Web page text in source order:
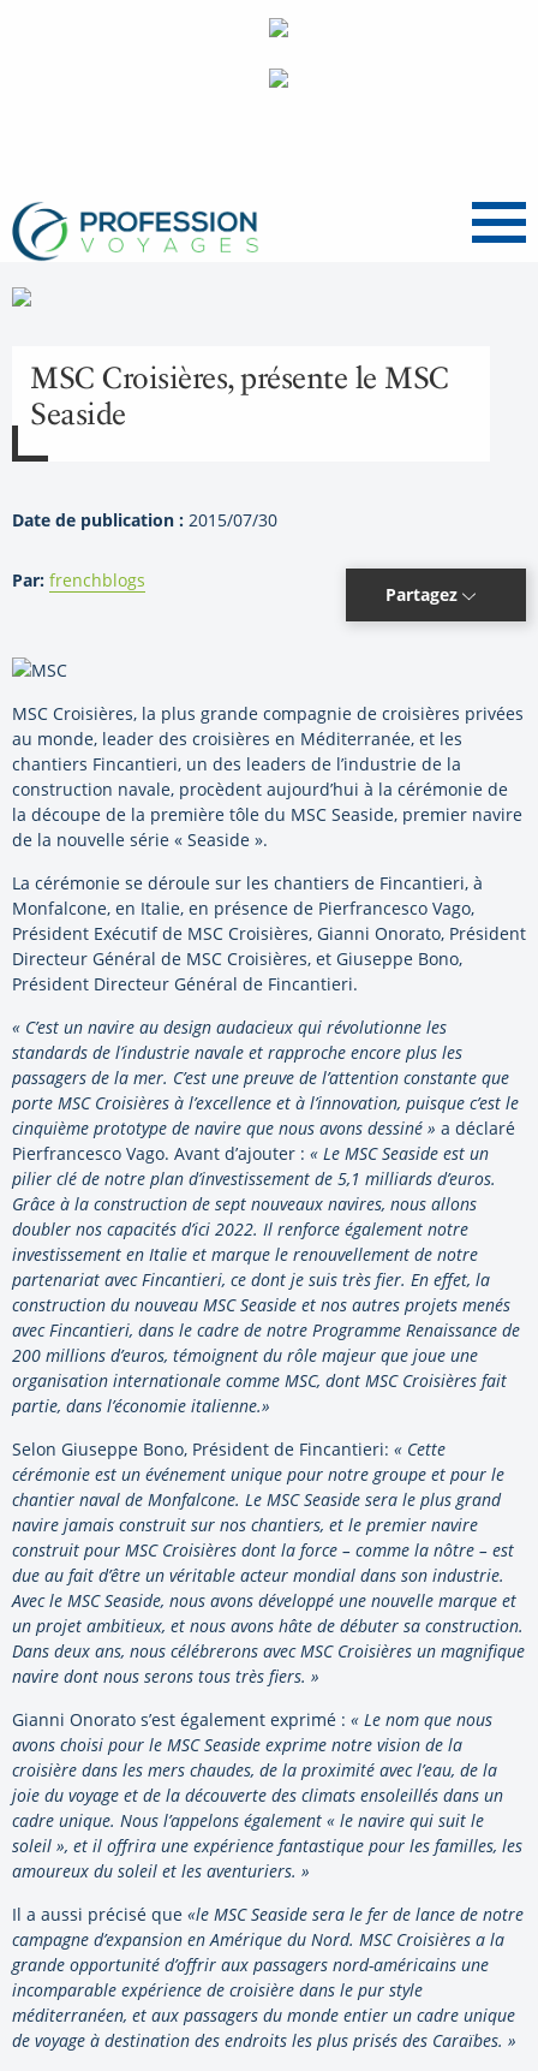
Menu
MSC Croisières, présente le MSC
Seaside
Date de publication : 2015/07/30
Par: frenchblogs
Partagez
MSC Croisières, la plus grande compagnie de croisières privées
au monde, leader des croisières en Méditerranée, et les
chantiers Fincantieri, un des leaders de l’industrie de la
construction navale, procèdent aujourd’hui à la cérémonie de
la découpe de la première tôle du MSC Seaside, premier navire
de la nouvelle série « Seaside ».
La cérémonie se déroule sur les chantiers de Fincantieri, à
Monfalcone, en Italie, en présence de Pierfrancesco Vago,
Président Exécutif de MSC Croisières, Gianni Onorato, Président
Directeur Général de MSC Croisières, et Giuseppe Bono,
Président Directeur Général de Fincantieri.
« C’est un navire au design audacieux qui révolutionne les
standards de l’industrie navale et rapproche encore plus les
passagers de la mer. C’est une preuve de l’attention constante que
porte MSC Croisières à l’excellence et à l’innovation, puisque c’est le
cinquième prototype de navire que nous avons dessiné » a déclaré
Pierfrancesco Vago. Avant d’ajouter : « Le MSC Seaside est un
pilier clé de notre plan d’investissement de 5,1 milliards d’euros.
Grâce à la construction de sept nouveaux navires, nous allons
doubler nos capacités d’ici 2022. Il renforce également notre
investissement en Italie et marque le renouvellement de notre
partenariat avec Fincantieri, ce dont je suis très fier. En effet, la
construction du nouveau MSC Seaside et nos autres projets menés
avec Fincantieri, dans le cadre de notre Programme Renaissance de
200 millions d’euros, témoignent du rôle majeur que joue une
organisation internationale comme MSC, dont MSC Croisières fait
partie, dans l’économie italienne.»
Selon Giuseppe Bono, Président de Fincantieri: « Cette
cérémonie est un événement unique pour notre groupe et pour le
chantier naval de Monfalcone. Le MSC Seaside sera le plus grand
navire jamais construit sur nos chantiers, et le premier navire
construit pour MSC Croisières dont la force – comme la nôtre – est
due au fait d’être un véritable acteur mondial dans son industrie.
Avec le MSC Seaside, nous avons développé une nouvelle marque et
un projet ambitieux, et nous avons hâte de débuter sa construction.
Dans deux ans, nous célébrerons avec MSC Croisières un magnifique
navire dont nous serons tous très fiers. »
Gianni Onorato s’est également exprimé : « Le nom que nous
avons choisi pour le MSC Seaside exprime notre vision de la
croisière dans les mers chaudes, de la proximité avec l’eau, de la
joie du voyage et de la découverte des climats ensoleillés dans un
cadre unique. Nous l’appelons également « le navire qui suit le
soleil », et il offrira une expérience fantastique pour les familles, les
amoureux du soleil et les aventuriers. »
Il a aussi précisé que «le MSC Seaside sera le fer de lance de notre
campagne d’expansion en Amérique du Nord. MSC Croisières a la
grande opportunité d’offrir aux passagers nord-américains une
incomparable expérience de croisière dans le pur style
méditerranéen, et aux passagers du monde entier un cadre unique
de voyage à destination des endroits les plus prisés des Caraïbes. »